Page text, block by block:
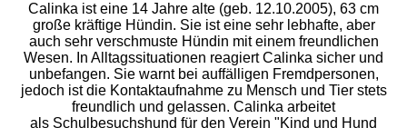
Calinka ist eine 14 Jahre alte (geb. 12.10.2005), 63 cm
große kräftige Hündin. Sie ist eine sehr lebhafte, aber
auch sehr verschmuste Hündin mit einem freundlichen
Wesen. In Alltagssituationen reagiert Calinka sicher und
unbefangen. Sie warnt bei auffälligen Fremdpersonen,
jedoch ist die Kontaktaufnahme zu Mensch und Tier stets
freundlich und gelassen. Calinka arbeitet
als Schulbesuchshund für den Verein "Kind und Hund